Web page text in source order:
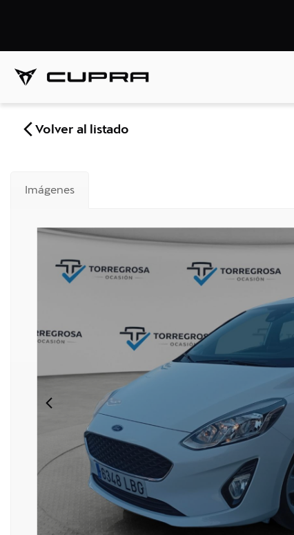
Volver al listado
Imágenes